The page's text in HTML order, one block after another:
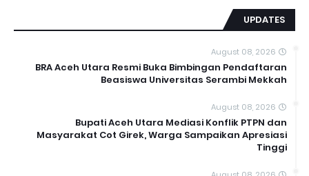
UPDATES
August 08, 2026
BRA Aceh Utara Resmi Buka Bimbingan Pendaftaran
Beasiswa Universitas Serambi Mekkah
August 08, 2026
Bupati Aceh Utara Mediasi Konflik PTPN dan
Masyarakat Cot Girek, Warga Sampaikan Apresiasi
Tinggi